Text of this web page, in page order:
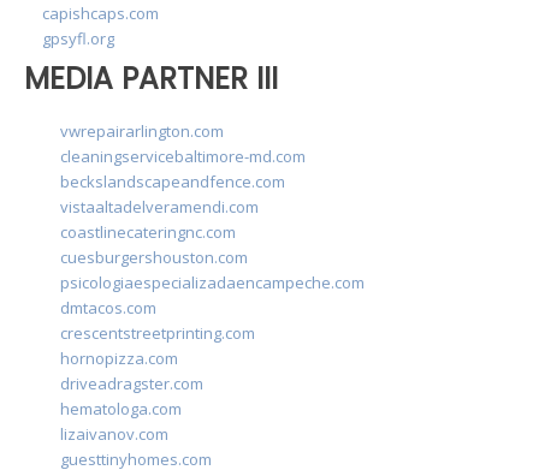
capishcaps.com
gpsyfl.org
MEDIA PARTNER III
vwrepairarlington.com
cleaningservicebaltimore-md.com
beckslandscapeandfence.com
vistaaltadelveramendi.com
coastlinecateringnc.com
cuesburgershouston.com
psicologiaespecializadaencampeche.com
dmtacos.com
crescentstreetprinting.com
hornopizza.com
driveadragster.com
hematologa.com
lizaivanov.com
guesttinyhomes.com